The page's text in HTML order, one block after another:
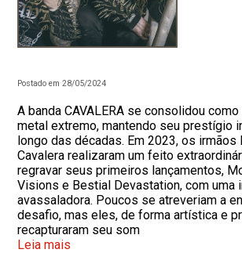
Postado em 28/05/2024
A banda CAVALERA se consolidou
metal extremo, mantendo seu prestígio
longo das décadas. Em 2023, os irmãos
Cavalera realizaram um feito
regravar seus primeiros lançamentos,
Visions e Bestial Devastation, com uma
avassaladora. Poucos se atreveriam a
desafio, mas eles, de forma artística e
recapturaram seu som
Leia mais